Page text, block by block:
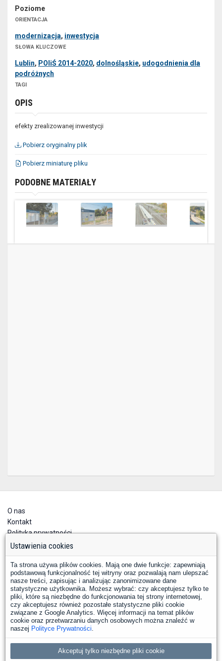
Poziome
ORIENTACJA
modernizacja, inwestycja
SŁOWA KLUCZOWE
Lublin, POIiŚ 2014-2020, dolnośląskie, udogodnienia dla
podróżnych
TAGI
OPIS
efekty zrealizowanej inwestycji
Pobierz oryginalny plik
Pobierz miniaturę pliku
PODOBNE MATERIAŁY
O nas
Kontakt
Polityka prywatności
Deklaracja dostępności
FacebookLinkedIn
X InstagramYouTube
Copyright © 2026 PKP Polskie Linie Kolejowe S.A.
Ustawienia cookies
Ta strona używa plików cookies. Mają one dwie funkcje: zapewniają
podstawową funkcjonalność tej witryny oraz pozwalają nam ulepszać
nasze treści, zapisując i analizując zanonimizowane dane
statystyczne użytkownika. Możesz wybrać: czy akceptujesz tylko te
pliki, które są niezbędne do funkcjonowania tej strony internetowej,
czy akceptujesz również pozostałe statystyczne pliki cookie
związane z Google Analytics. Więcej informacji na temat plików
cookie oraz przetwarzaniu danych osobowych można znaleźć w
naszej Polityce Prywatności.
Akceptuj tylko niezbędne pliki cookie